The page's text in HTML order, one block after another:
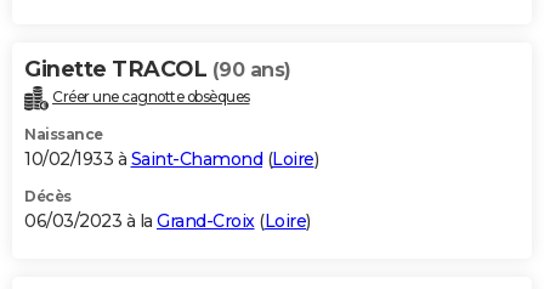
Ginette TRACOL (90 ans)
Créer une cagnotte obsèques
Naissance
10/02/1933 à Saint-Chamond (Loire)
Décès
06/03/2023 à la Grand-Croix(Loire)